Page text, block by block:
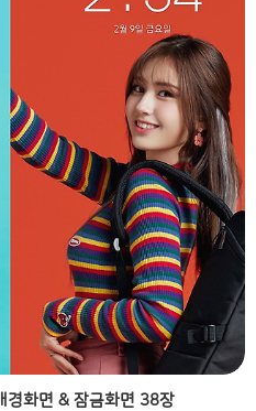
경화면 & 잠금화면 38장